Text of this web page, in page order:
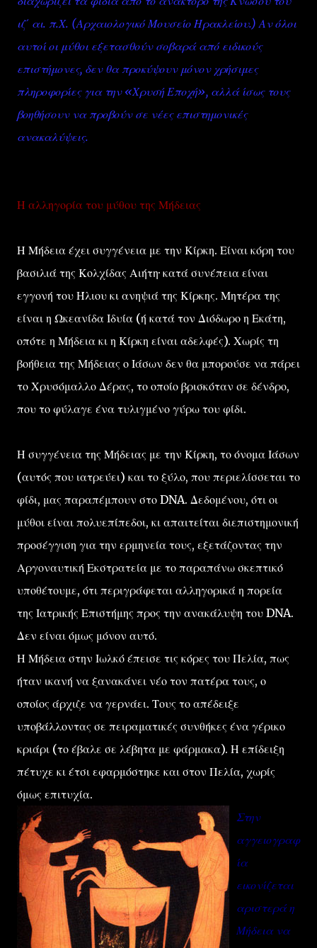
ιζ΄ αι. π.Χ. (Αρχαιολογικό Μουσείο Ηρακλείου.) Αν όλοι
αυτοί οι μύθοι εξετασθούν σοβαρά από ειδικούς
επιστήμονες, δεν θα προκύψουν μόνον χρήσιμες
πληροφορίες για την «Χρυσή Εποχή», αλλά ίσως τους
βοηθήσουν να προβούν σε νέες επιστημονικές
ανακαλύψεις.
Η αλληγορία του μύθου της Μήδειας
Η Μήδεια έχει συγγένεια με την Κίρκη. Είναι κόρη του
βασιλιά της Κολχίδας Αιήτη· κατά συνέπεια είναι
εγγονή του Ήλιου κι ανηψιά της Κίρκης. Μητέρα της
είναι η Ωκεανίδα Ιδυία (ή κατά τον Διόδωρο η Εκάτη,
οπότε η Μήδεια κι η Κίρκη είναι αδελφές). Χωρίς τη
βοήθεια της Μήδειας ο Ιάσων δεν θα μπορούσε να πάρει
το Χρυσόμαλλο Δέρας, το οποίο βρισκόταν σε δένδρο,
που το φύλαγε ένα τυλιγμένο γύρω του φίδι.
Η συγγένεια της Μήδειας με την Κίρκη, το όνομα Ιάσων
(αυτός που ιατρεύει) και το ξύλο, που περιελίσσεται το
φίδι, μας παραπέμπουν στο DNA. Δεδομένου, ότι οι
μύθοι είναι πολυεπίπεδοι, κι απαιτείται διεπιστημονική
προσέγγιση για την ερμηνεία τους, εξετάζοντας την
Αργοναυτική Εκστρατεία με το παραπάνω σκεπτικό
υποθέτουμε, ότι περιγράφεται αλληγορικά η πορεία
της Ιατρικής Επιστήμης προς την ανακάλυψη του DNA.
Δεν είναι όμως μόνον αυτό.
Η Μήδεια στην Ιωλκό έπεισε τις κόρες του Πελία, πως
ήταν ικανή να ξανακάνει νέο τον πατέρα τους, ο
οποίος άρχιζε να γερνάει. Τους το απέδειξε
υποβάλλοντας σε πειραματικές συνθήκες ένα γέρικο
κριάρι (το έβαλε σε λέβητα με φάρμακα). Η επίδειξη
πέτυχε κι έτσι εφαρμόστηκε και στον Πελία, χωρίς
όμως επιτυχία.
Στην
αγγειογραφ
ία
εικονίζεται
αριστερά η
Μήδεια να